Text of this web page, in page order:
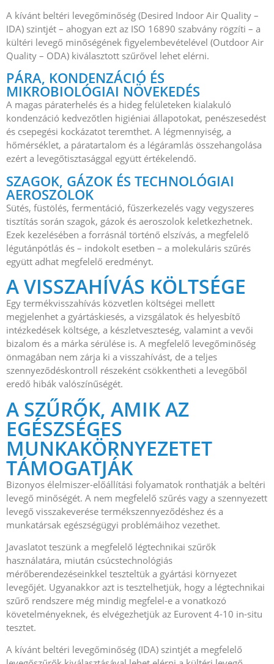
A kívánt beltéri levegőminőség (Desired Indoor Air Quality –
IDA) szintjét – ahogyan ezt az ISO 16890 szabvány rögzíti – a
kültéri levegő minőségének figyelembevételével (Outdoor Air
Quality – ODA) kiválasztott szűrővel lehet elérni.
PÁRA, KONDENZÁCIÓ ÉS
MIKROBIOLÓGIAI NÖVEKEDÉS
A magas páraterhelés és a hideg felületeken kialakuló
kondenzáció kedvezőtlen higiéniai állapotokat, penészesedést
és csepegési kockázatot teremthet. A légmennyiség, a
hőmérséklet, a páratartalom és a légáramlás összehangolása
ezért a levegőtisztasággal együtt értékelendő.
SZAGOK, GÁZOK ÉS TECHNOLÓGIAI
AEROSZOLOK
Sütés, füstölés, fermentáció, fűszerkezelés vagy vegyszeres
tisztítás során szagok, gázok és aeroszolok keletkezhetnek.
Ezek kezelésében a forrásnál történő elszívás, a megfelelő
légutánpótlás és – indokolt esetben – a molekuláris szűrés
együtt adhat megfelelő eredményt.
A VISSZAHÍVÁS KÖLTSÉGE
Egy termékvisszahívás közvetlen költségei mellett
megjelenhet a gyártáskiesés, a vizsgálatok és helyesbítő
intézkedések költsége, a készletveszteség, valamint a vevői
bizalom és a márka sérülése is. A megfelelő levegőminőség
önmagában nem zárja ki a visszahívást, de a teljes
szennyeződéskontroll részeként csökkentheti a levegőből
eredő hibák valószínűségét.
A SZŰRŐK, AMIK AZ
EGÉSZSÉGES
MUNKAKÖRNYEZETET
TÁMOGATJÁK
Bizonyos élelmiszer-előállítási folyamatok ronthatják a beltéri
levegő minőségét. A nem megfelelő szűrés vagy a szennyezett
levegő visszakeverése termékszennyeződéshez és a
munkatársak egészségügyi problémáihoz vezethet.
Javaslatot teszünk a megfelelő légtechnikai szűrők
használatára, miután csúcstechnológiás
mérőberendezéseinkkel teszteltük a gyártási környezet
levegőjét. Ugyanakkor azt is tesztelhetjük, hogy a légtechnikai
szűrő rendszere még mindig megfelel-e a vonatkozó
követelményeknek, és elvégezhetjük az Eurovent 4-10 in-situ
tesztet.
A kívánt beltéri levegőminőség (IDA) szintjét a megfelelő